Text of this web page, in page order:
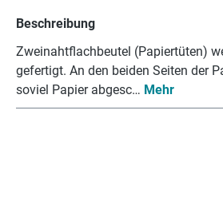
Beschreibung
Zweinahtflachbeutel (Papiertüten)
gefertigt. An den beiden Seiten der
soviel Papier abgesc… Mehr